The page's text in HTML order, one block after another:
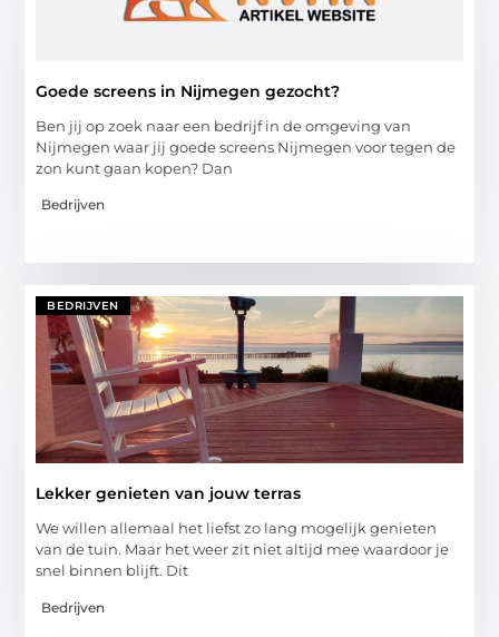
Goede screens in Nijmegen gezocht?
Ben jij op zoek naar een bedrijf in de omgeving van
Nijmegen waar jij goede screens Nijmegen voor tegen de
zon kunt gaan kopen? Dan
Bedrijven
BEDRIJVEN
Lekker genieten van jouw terras
We willen allemaal het liefst zo lang mogelijk genieten
van de tuin. Maar het weer zit niet altijd mee waardoor je
snel binnen blijft. Dit
Bedrijven